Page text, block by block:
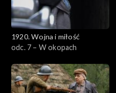
1920. Wojna i miłość
odc. 7 – W okopach